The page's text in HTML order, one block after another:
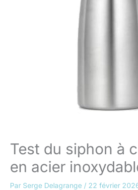
Test du siphon à
en acier
Par Serge Delagrange / 22 février